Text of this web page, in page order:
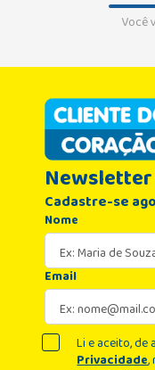
Você
Newsletter
Cadastre-se
Nome
Email
Li e aceito, de
Privacidade,